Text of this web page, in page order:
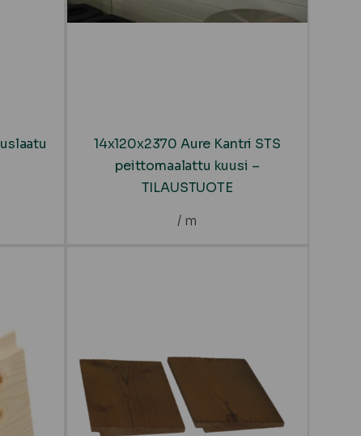
14x120x2370 Aure Kantri STS
peittomaalattu kuusi –
TILAUSTUOTE
/ m